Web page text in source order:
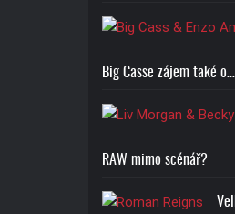
Big Casse zájem také o…
RAW mimo scénář?